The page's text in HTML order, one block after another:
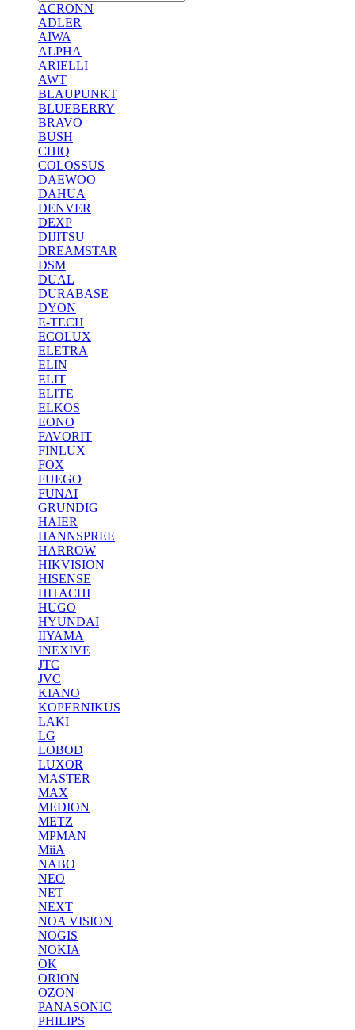
ACRONN
ADLER
AIWA
ALPHA
ARIELLI
AWT
BLAUPUNKT
BLUEBERRY
BRAVO
BUSH
CHIQ
COLOSSUS
DAEWOO
DAHUA
DENVER
DEXP
DIJITSU
DREAMSTAR
DSM
DUAL
DURABASE
DYON
E-TECH
ECOLUX
ELETRA
ELIN
ELIT
ELITE
ELKOS
EONO
FAVORIT
FINLUX
FOX
FUEGO
FUNAI
GRUNDIG
HAIER
HANNSPREE
HARROW
HIKVISION
HISENSE
HITACHI
HUGO
HYUNDAI
IIYAMA
INEXIVE
JTC
JVC
KIANO
KOPERNIKUS
LAKI
LG
LOBOD
LUXOR
MASTER
MAX
MEDION
METZ
MPMAN
MiiA
NABO
NEO
NET
NEXT
NOA VISION
NOGIS
NOKIA
OK
ORION
OZON
PANASONIC
PHILIPS